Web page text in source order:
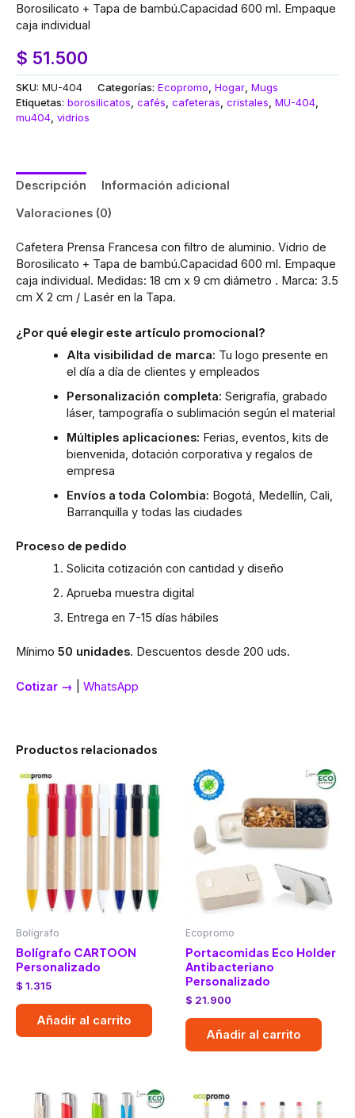
Borosilicato + Tapa de bambú.Capacidad 600 ml. Empaque
caja individual
$ 51.500
SKU: MU-404 Categorías: Ecopromo, Hogar, Mugs
Etiquetas: borosilicatos, cafés, cafeteras, cristales, MU-404,
mu404, vidrios
Descripción
Información adicional
Valoraciones (0)
Cafetera Prensa Francesa con filtro de aluminio. Vidrio de
Borosilicato + Tapa de bambú.Capacidad 600 ml. Empaque
caja individual. Medidas: 18 cm x 9 cm diámetro . Marca: 3.5
cm X 2 cm / Lasér en la Tapa.
¿Por qué elegir este artículo promocional?
Alta visibilidad de marca: Tu logo presente en
el día a día de clientes y empleados
Personalización completa: Serigrafía, grabado
láser, tampografía o sublimación según el material
Múltiples aplicaciones: Ferias, eventos, kits de
bienvenida, dotación corporativa y regalos de
empresa
Envíos a toda Colombia: Bogotá, Medellín, Cali,
Barranquilla y todas las ciudades
Proceso de pedido
Solicita cotización con cantidad y diseño
Aprueba muestra digital
Entrega en 7-15 días hábiles
Mínimo 50 unidades. Descuentos desde 200 uds.
Cotizar → WhatsApp
Productos relacionados
Bolígrafo
Bolígrafo CARTOON
Personalizado
$ 1.315
Añadir al carrito
Ecopromo
Portacomidas Eco Holder
Antibacteriano
Personalizado
$ 21.900
Añadir al carrito